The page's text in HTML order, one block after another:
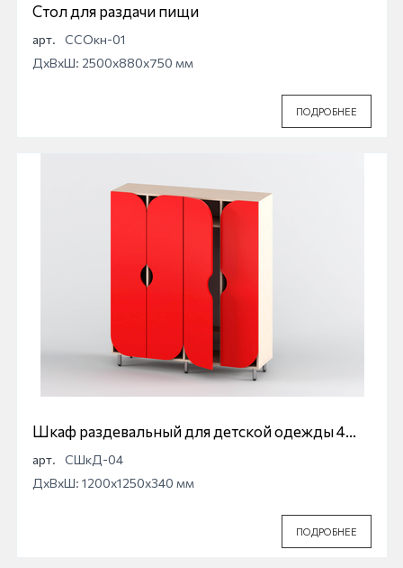
Стол для раздачи пищи
арт.
ССОкн-01
ДхВхШ: 2500x880x750 мм
ПОДРОБНЕЕ
Шкаф раздевальный для детской одежды 4
секционный
арт.
СШкД-04
ДхВхШ: 1200x1250x340 мм
ПОДРОБНЕЕ